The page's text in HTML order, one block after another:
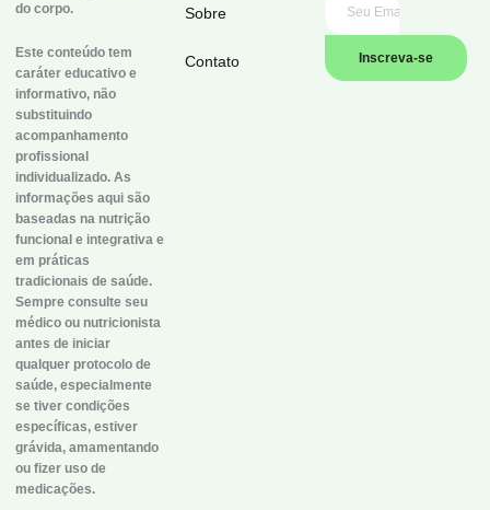
do corpo.
Este conteúdo tem
caráter educativo e
informativo, não
substituindo
acompanhamento
profissional
individualizado. As
informações aqui são
baseadas na nutrição
funcional e integrativa e
em práticas
tradicionais de saúde.
Sempre consulte seu
médico ou nutricionista
antes de iniciar
qualquer protocolo de
saúde, especialmente
se tiver condições
específicas, estiver
grávida, amamentando
ou fizer uso de
medicações.
Sobre
Contato Inscreva-se